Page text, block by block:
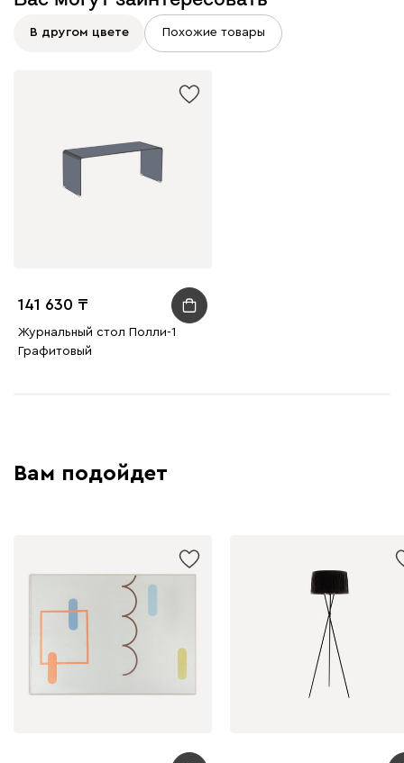
В другом цвете Похожие товары
141 630
Журнальный стол Полли-1
Графитовый
Вам подойдет